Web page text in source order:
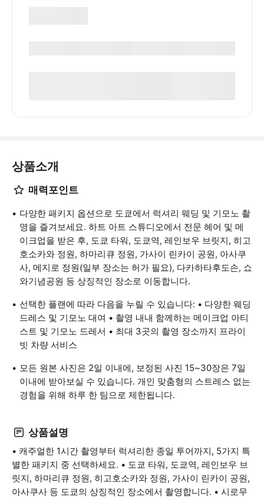
상품소개
매력포인트
다양한 패키지 옵션으로 도쿄에서 럭셔리 웨딩 및 기모노 촬
영을 즐겨보세요. 하트 아트 스튜디오에서 전문 헤어 및 메
이크업을 받은 후, 도쿄 타워, 도쿄역, 레인보우 브릿지, 히고
호소카와 정원, 하마리큐 정원, 가사이 린카이 공원, 아사쿠
사, 메지로 정원(일부 장소는 허가 필요), 다카하타후도손, 쇼
와기념공원 등 상징적인 장소로 이동합니다.
선택한 플랜에 따라 다음을 누릴 수 있습니다: • 다양한 웨딩
드레스 및 기모노 대여 • 촬영 내내 함께하는 메이크업 아티
스트 및 기모노 드레서 • 최대 3곳의 촬영 장소까지 프라이
빗 차량 서비스
모든 원본 사진은 2일 이내에, 보정된 사진 15~30장은 7일
이내에 받아보실 수 있습니다. 개인 맞춤형의 스트레스 없는
경험을 위해 하루 한 팀으로 제한됩니다.
상품설명
• 캐주얼한 1시간 촬영부터 럭셔리한 종일 투어까지, 5가지 특
별한 패키지 중 선택하세요. • 도쿄 타워, 도쿄역, 레인보우 브
릿지, 하마리큐 정원, 히고호소카와 정원, 가사이 린카이 공원,
아사쿠사 등 도쿄의 상징적인 장소에서 촬영합니다. • 시로무